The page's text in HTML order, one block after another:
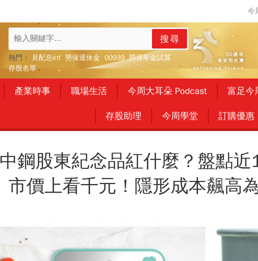
搜尋
熱門： 月配息etf 勞保退休金 00939 勞保年金試算
存股名單
產業時事 職場生活 今周大耳朵 Podcast 富足今
存股助理 今周學堂 訂購優惠
中鋼股東紀念品紅什麼？盤點
市價上看千元！隱形成本飆高